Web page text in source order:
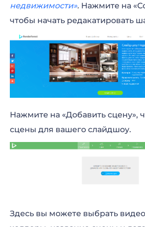
недвижимости». Нажмите на
чтобы начать редакатировать
Нажмите на «Добавить сцену»,
сцены для вашего слайдшоу.
Здесь вы можете выбрать